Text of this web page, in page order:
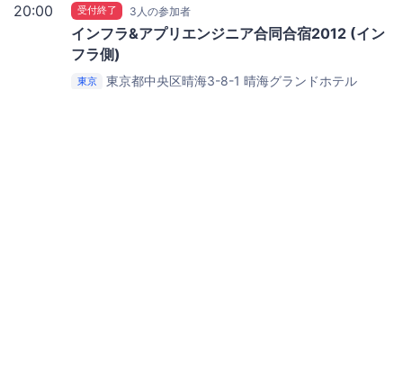
20:00 受付終了 3人の参加者
インフラ&アプリエンジニア合同合宿2012 (イン
フラ側)
東京 東京都中央区晴海3-8-1 晴海グランドホテル